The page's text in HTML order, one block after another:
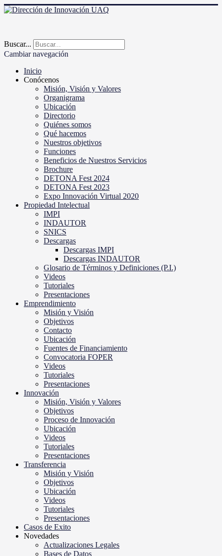
Buscar...
Cambiar navegación
Inicio
Conócenos
Misión, Visión y Valores
Organigrama
Ubicación
Directorio
Quiénes somos
Qué hacemos
Nuestros objetivos
Funciones
Beneficios de Nuestros Servicios
Brochure
DETONA Fest 2024
DETONA Fest 2023
Expo Innovación Virtual 2020
Propiedad Intelectual
IMPI
INDAUTOR
SNICS
Descargas
Descargas IMPI
Descargas INDAUTOR
Glosario de Términos y Definiciones (P.I.)
Videos
Tutoriales
Presentaciones
Emprendimiento
Misión y Visión
Objetivos
Contacto
Ubicación
Fuentes de Financiamiento
Convocatoria FOPER
Videos
Tutoriales
Presentaciones
Innovación
Misión, Visión y Valores
Objetivos
Proceso de Innovación
Ubicación
Videos
Tutoriales
Presentaciones
Transferencia
Misión y Visión
Objetivos
Ubicación
Videos
Tutoriales
Presentaciones
Casos de Exito
Novedades
Actualizaciones Legales
Bases de Datos